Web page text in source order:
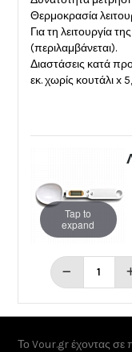
Θερμοκρασία
Για τη λειτουργία
(περιλαμβάνεται).
Διαστάσεις κατά
εκ. χωρίς κουτάλι x
Tap to
expand
Το Vour.gr έχοντας σε